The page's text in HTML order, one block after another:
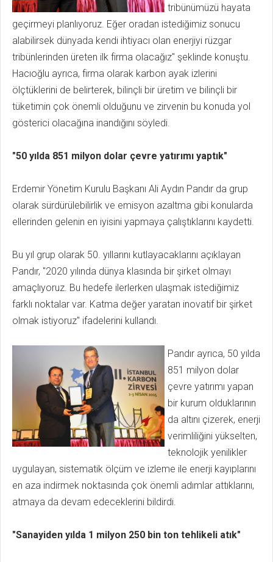
tribünümüzü hayata
geçirmeyi planlıyoruz. Eğer oradan istediğimiz sonucu
alabilirsek dünyada kendi ihtiyacı olan enerjiyi rüzgar
tribünlerinden üreten ilk firma olacağız" şeklinde konuştu.
Hacıoğlu ayrıca, firma olarak karbon ayak izlerini
ölçtüklerini de belirterek, bilinçli bir üretim ve bilinçli bir
tüketimin çok önemli olduğunu ve zirvenin bu konuda yol
gösterici olacağına inandığını söyledi.
"50 yılda 851 milyon dolar çevre yatırımı yaptık"
Erdemir Yönetim Kurulu Başkanı Ali Aydın Pandır da grup
olarak sürdürülebilirlik ve emisyon azaltma gibi konularda
ellerinden gelenin en iyisini yapmaya çalıştıklarını kaydetti.
Bu yıl grup olarak 50. yıllarını kutlayacaklarını açıklayan
Pandır, "2020 yılında dünya klasında bir şirket olmayı
amaçlıyoruz. Bu hedefe ilerlerken ulaşmak istediğimiz
farklı noktalar var. Katma değer yaratan inovatif bir şirket
olmak istiyoruz" ifadelerini kullandı.
Pandır ayrıca, 50 yılda
851 milyon dolar
çevre yatırımı yapan
bir kurum olduklarının
da altını çizerek, enerji
verimliliğini yükselten,
teknolojik yenilikler
uygulayan, sistematik ölçüm ve izleme ile enerji kayıplarını
en aza indirmek noktasında çok önemli adımlar attıklarını,
atmaya da devam edeceklerini bildirdi.
"Sanayiden yılda 1 milyon 250 bin ton tehlikeli atık"